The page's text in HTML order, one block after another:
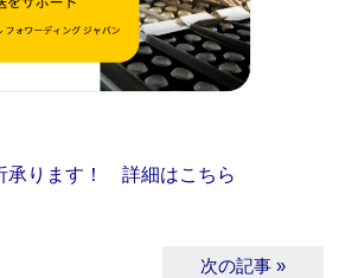
承ります！ 詳細はこちら
次の記事 »